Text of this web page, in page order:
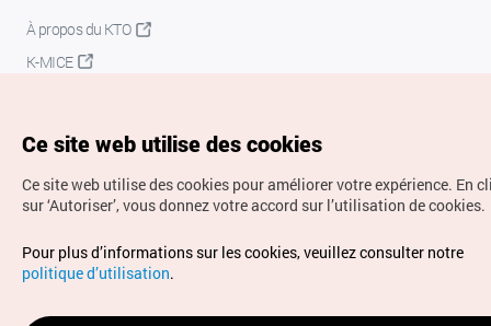
À propos du KTO
K-MICE
Droits d’auteur (c) Office National du Tourisme en Corée.
Tous droits réservés.
Pour les rapports d'erreurs et demandes de renseignements,
adressez vos demandes à
Ce site web utilise des cookies
Ce site web utilise des cookies pour améliorer votre expérience. En
sur ‘Autoriser’, vous donnez votre accord sur l’utilisation de cookies.
Pour plus d’informations sur les cookies, veuillez consulter notre
politique d’utilisation.